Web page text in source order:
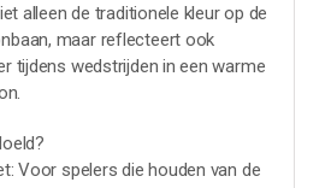
alleen de traditionele kleur op de
maar reflecteert ook
tijdens wedstrijden in een warme
Voor spelers die houden van de